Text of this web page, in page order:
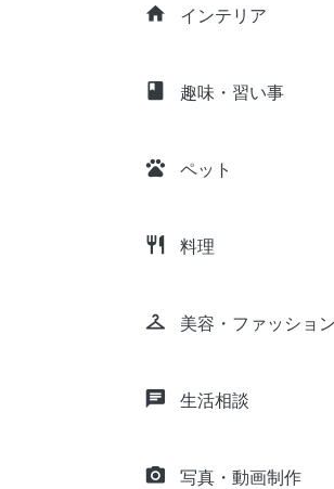
home インテリア
class 趣味・習い事
pets ペット
restaurant 料理
checkroom 美容・ファッション
chat 生活相談
camera_alt 写真・動画制作